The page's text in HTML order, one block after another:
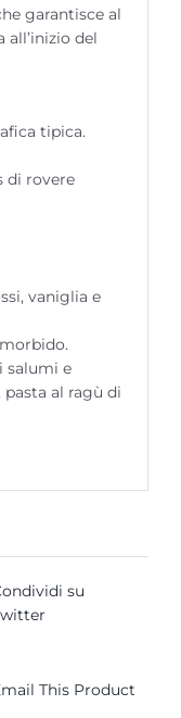
garantisce al
del
tipica.
di rovere
vaniglia e
salumi e
al ragù di
su
This Product